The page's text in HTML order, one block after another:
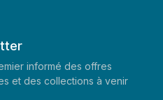
informé des offres
et des collections à venir